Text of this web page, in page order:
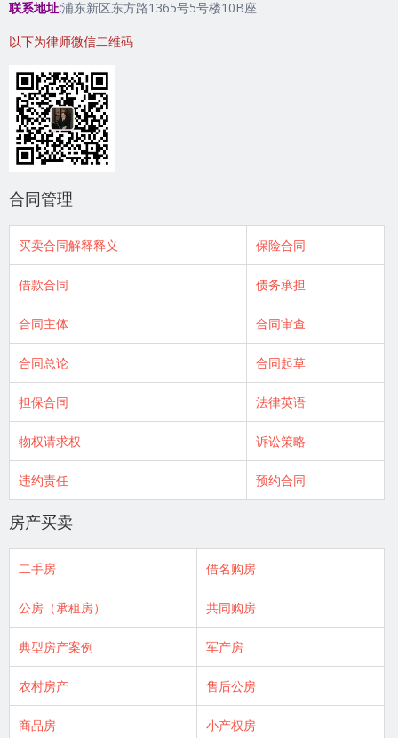
联系地址:浦东新区东方路1365号5号楼10B座
以下为律师微信二维码
合同管理
买卖合同解释释义 保险合同
借款合同 债务承担
合同主体 合同审查
合同总论 合同起草
担保合同 法律英语
物权请求权 诉讼策略
违约责任 预约合同
房产买卖
二手房 借名购房
公房（承租房） 共同购房
典型房产案例 军产房
农村房产 售后公房
商品房 小产权房